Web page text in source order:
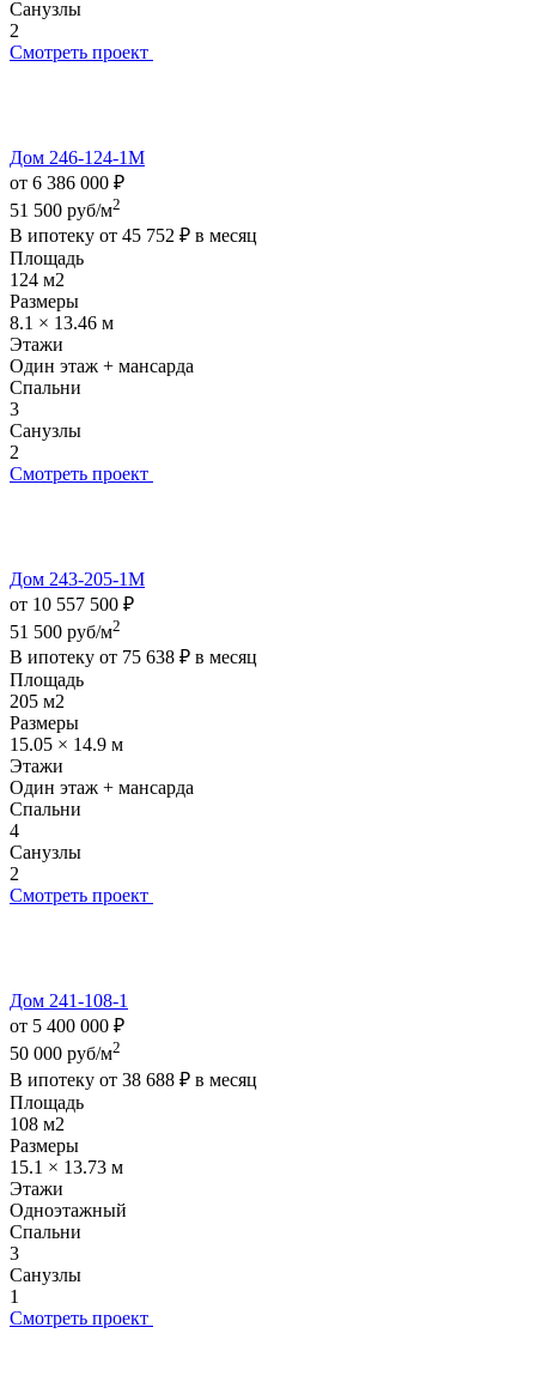
Санузлы
2
Смотреть проект
Дом 246-124-1М
от 6 386 000 ₽
51 500 руб/м2
В ипотеку от 45 752 ₽ в месяц
Площадь
124 м2
Размеры
8.1 × 13.46 м
Этажи
Один этаж + мансарда
Спальни
3
Санузлы
2
Смотреть проект
Дом 243-205-1М
от 10 557 500 ₽
51 500 руб/м2
В ипотеку от 75 638 ₽ в месяц
Площадь
205 м2
Размеры
15.05 × 14.9 м
Этажи
Один этаж + мансарда
Спальни
4
Санузлы
2
Смотреть проект
Дом 241-108-1
от 5 400 000 ₽
50 000 руб/м2
В ипотеку от 38 688 ₽ в месяц
Площадь
108 м2
Размеры
15.1 × 13.73 м
Этажи
Одноэтажный
Спальни
3
Санузлы
1
Смотреть проект